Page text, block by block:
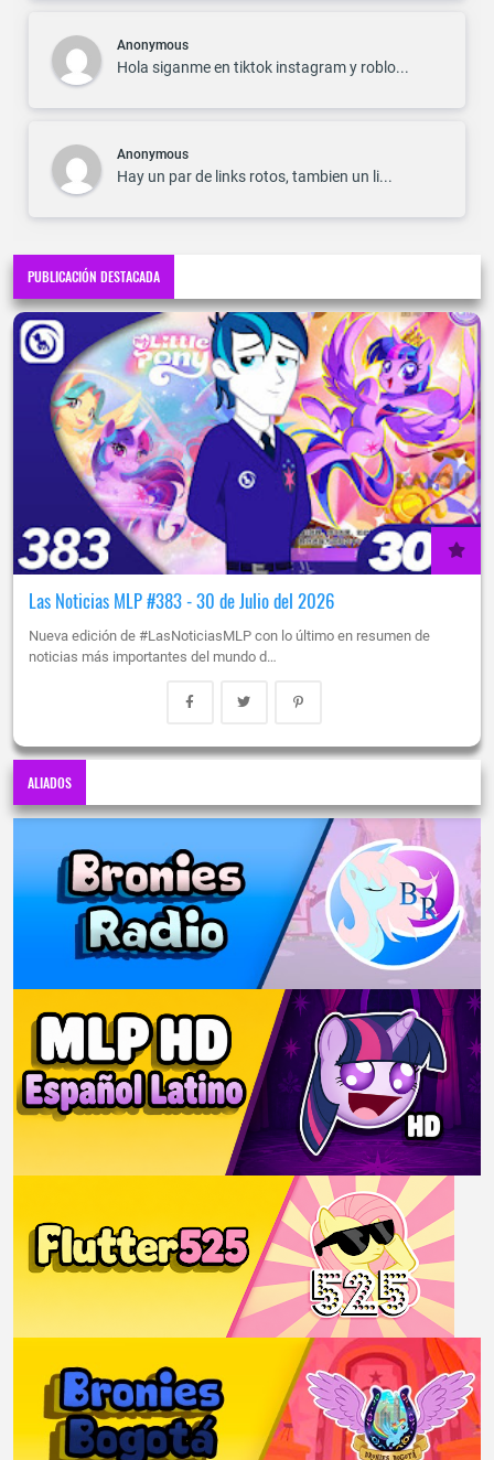
Anonymous
Hola siganme en tiktok instagram y roblo...
Anonymous
Hay un par de links rotos, tambien un li...
PUBLICACIÓN DESTACADA
Las Noticias MLP #383 - 30 de Julio del 2026
Nueva edición de #LasNoticiasMLP con lo último en resumen de
noticias más importantes del mundo d…
ALIADOS